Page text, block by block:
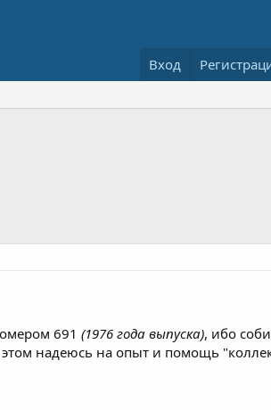
Вход
691 (1976 года выпуска), ибо
надеюсь на опыт и помощь